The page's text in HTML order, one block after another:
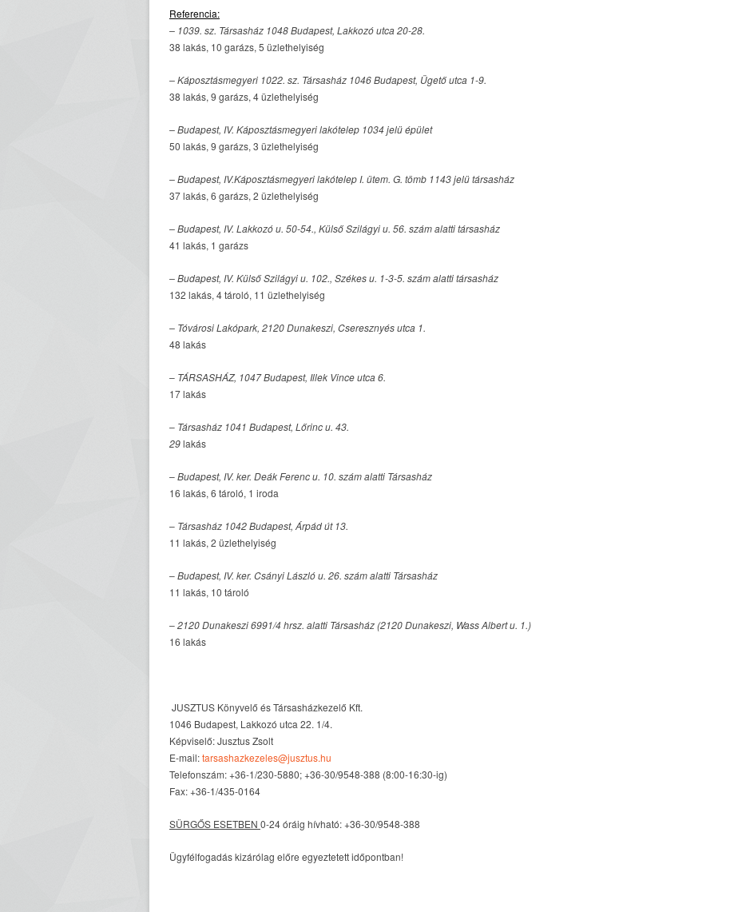
Referencia:
– 1039. sz. Társasház 1048 Budapest, Lakkozó utca 20-28.
38 lakás, 10 garázs, 5 üzlethelyiség
– Káposztásmegyeri 1022. sz. Társasház 1046 Budapest, Ügető utca 1-9.
38 lakás, 9 garázs, 4 üzlethelyiség
– Budapest, IV. Káposztásmegyeri lakótelep 1034 jelü épület
50 lakás, 9 garázs, 3 üzlethelyiség
– Budapest, IV.Káposztásmegyeri lakótelep I. ütem. G. tömb 1143 jelü társasház
37 lakás, 6 garázs, 2 üzlethelyiség
– Budapest, IV. Lakkozó u. 50-54., Külső Szilágyi u. 56. szám alatti társasház
41 lakás, 1 garázs
– Budapest, IV. Külső Szilágyi u. 102., Székes u. 1-3-5. szám alatti társasház
132 lakás, 4 tároló, 11 üzlethelyiség
– Tóvárosi Lakópark, 2120 Dunakeszi, Cseresznyés utca 1.
48 lakás
– TÁRSASHÁZ, 1047 Budapest, Illek Vince utca 6.
17 lakás
– Társasház 1041 Budapest, Lőrinc u. 43.
29lakás
–Budapest, IV. ker. Deák Ferenc u. 10. szám alatti Társasház
16 lakás, 6 tároló, 1 iroda
– Társasház 1042 Budapest, Árpád út 13.
11 lakás, 2 üzlethelyiség
–Budapest, IV. ker. Csányi László u. 26. szám alatti Társasház
11 lakás, 10 tároló
–2120 Dunakeszi 6991/4 hrsz. alatti Társasház (2120 Dunakeszi, Wass Albert u. 1.)
16 lakás
JUSZTUS Könyvelő és Társasházkezelő Kft.
1046 Budapest, Lakkozó utca 22. 1/4.
Képviselő: Jusztus Zsolt
E-mail:tarsashazkezeles@jusztus.hu
Telefonszám: +36-1/230-5880; +36-30/9548-388 (8:00-16:30-ig)
Fax: +36-1/435-0164
SÜRGŐS ESETBEN 0-24 óráig hívható: +36-30/9548-388
Ügyfélfogadás kizárólag előre egyeztetett időpontban!